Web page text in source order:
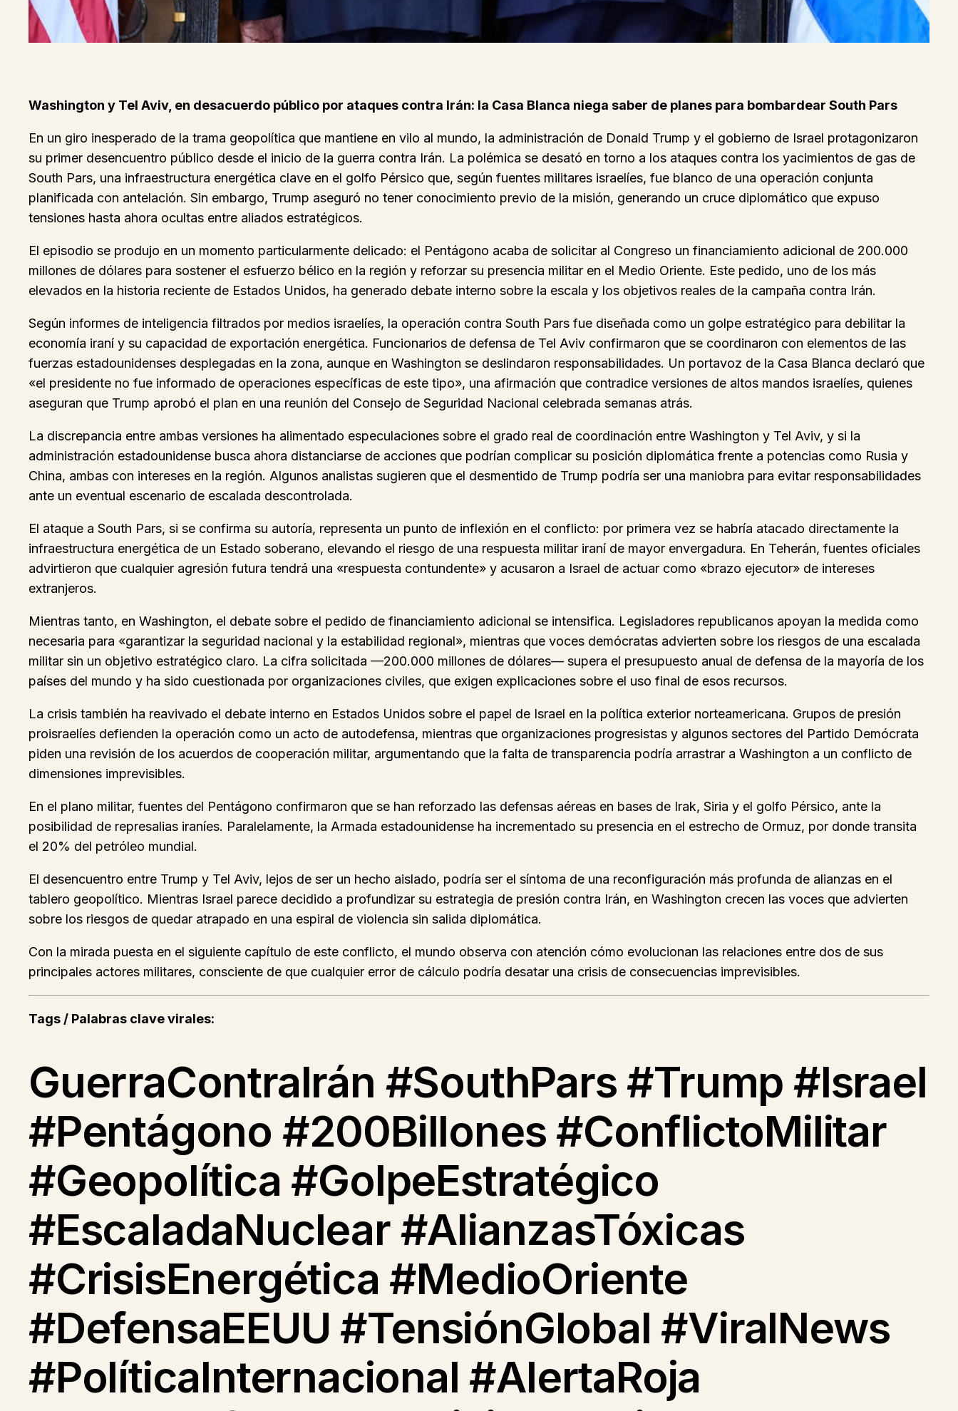
Washington y Tel Aviv, en desacuerdo público por ataques contra Irán: la Casa Blanca niega saber de planes para bombardear South Pars
En un giro inesperado de la trama geopolítica que mantiene en vilo al mundo, la administración de Donald Trump y el gobierno de Israel protagonizaron
su primer desencuentro público desde el inicio de la guerra contra Irán. La polémica se desató en torno a los ataques contra los yacimientos de gas de
South Pars, una infraestructura energética clave en el golfo Pérsico que, según fuentes militares israelíes, fue blanco de una operación conjunta
planificada con antelación. Sin embargo, Trump aseguró no tener conocimiento previo de la misión, generando un cruce diplomático que expuso
tensiones hasta ahora ocultas entre aliados estratégicos.
El episodio se produjo en un momento particularmente delicado: el Pentágono acaba de solicitar al Congreso un financiamiento adicional de 200.000
millones de dólares para sostener el esfuerzo bélico en la región y reforzar su presencia militar en el Medio Oriente. Este pedido, uno de los más
elevados en la historia reciente de Estados Unidos, ha generado debate interno sobre la escala y los objetivos reales de la campaña contra Irán.
Según informes de inteligencia filtrados por medios israelíes, la operación contra South Pars fue diseñada como un golpe estratégico para debilitar la
economía iraní y su capacidad de exportación energética. Funcionarios de defensa de Tel Aviv confirmaron que se coordinaron con elementos de las
fuerzas estadounidenses desplegadas en la zona, aunque en Washington se deslindaron responsabilidades. Un portavoz de la Casa Blanca declaró que
«el presidente no fue informado de operaciones específicas de este tipo», una afirmación que contradice versiones de altos mandos israelíes, quienes
aseguran que Trump aprobó el plan en una reunión del Consejo de Seguridad Nacional celebrada semanas atrás.
La discrepancia entre ambas versiones ha alimentado especulaciones sobre el grado real de coordinación entre Washington y Tel Aviv, y si la
administración estadounidense busca ahora distanciarse de acciones que podrían complicar su posición diplomática frente a potencias como Rusia y
China, ambas con intereses en la región. Algunos analistas sugieren que el desmentido de Trump podría ser una maniobra para evitar responsabilidades
ante un eventual escenario de escalada descontrolada.
El ataque a South Pars, si se confirma su autoría, representa un punto de inflexión en el conflicto: por primera vez se habría atacado directamente la
infraestructura energética de un Estado soberano, elevando el riesgo de una respuesta militar iraní de mayor envergadura. En Teherán, fuentes oficiales
advirtieron que cualquier agresión futura tendrá una «respuesta contundente» y acusaron a Israel de actuar como «brazo ejecutor» de intereses
extranjeros.
Mientras tanto, en Washington, el debate sobre el pedido de financiamiento adicional se intensifica. Legisladores republicanos apoyan la medida como
necesaria para «garantizar la seguridad nacional y la estabilidad regional», mientras que voces demócratas advierten sobre los riesgos de una escalada
militar sin un objetivo estratégico claro. La cifra solicitada —200.000 millones de dólares— supera el presupuesto anual de defensa de la mayoría de los
países del mundo y ha sido cuestionada por organizaciones civiles, que exigen explicaciones sobre el uso final de esos recursos.
La crisis también ha reavivado el debate interno en Estados Unidos sobre el papel de Israel en la política exterior norteamericana. Grupos de presión
proisraelíes defienden la operación como un acto de autodefensa, mientras que organizaciones progresistas y algunos sectores del Partido Demócrata
piden una revisión de los acuerdos de cooperación militar, argumentando que la falta de transparencia podría arrastrar a Washington a un conflicto de
dimensiones imprevisibles.
En el plano militar, fuentes del Pentágono confirmaron que se han reforzado las defensas aéreas en bases de Irak, Siria y el golfo Pérsico, ante la
posibilidad de represalias iraníes. Paralelamente, la Armada estadounidense ha incrementado su presencia en el estrecho de Ormuz, por donde transita
el 20% del petróleo mundial.
El desencuentro entre Trump y Tel Aviv, lejos de ser un hecho aislado, podría ser el síntoma de una reconfiguración más profunda de alianzas en el
tablero geopolítico. Mientras Israel parece decidido a profundizar su estrategia de presión contra Irán, en Washington crecen las voces que advierten
sobre los riesgos de quedar atrapado en una espiral de violencia sin salida diplomática.
Con la mirada puesta en el siguiente capítulo de este conflicto, el mundo observa con atención cómo evolucionan las relaciones entre dos de sus
principales actores militares, consciente de que cualquier error de cálculo podría desatar una crisis de consecuencias imprevisibles.
Tags / Palabras clave virales:
GuerraContraIrán #SouthPars #Trump #Israel
#Pentágono #200Billones #ConflictoMilitar
#Geopolítica #GolpeEstratégico
#EscaladaNuclear #AlianzasTóxicas
#CrisisEnergética #MedioOriente
#DefensaEEUU #TensiónGlobal #ViralNews
#PolíticaInternacional #AlertaRoja